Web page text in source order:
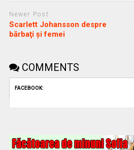
Newer Post
Scarlett Johansson despre
bărbaţi şi femei
COMMENTS
FACEBOOK: